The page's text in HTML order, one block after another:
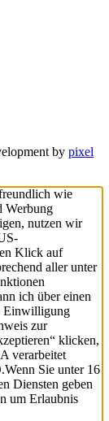
by pixel
wie
Werbung
nutzen wir
Klick auf
aller unter
ich über einen
Einwilligung
zur
klicken,
verarbeitet
Wenn Sie unter 16
Diensten geben
um Erlaubnis